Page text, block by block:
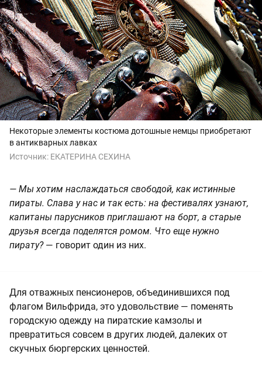
Некоторые элементы костюма дотошные немцы приобретают
в антикварных лавках
Источник: ЕКАТЕРИНА СЕХИНА
— Мы хотим наслаждаться свободой, как истинные
пираты. Слава у нас и так есть: на фестивалях узнают,
капитаны парусников приглашают на борт, а старые
друзья всегда поделятся ромом. Что еще нужно
пирату?— говорит один из них.
Для отважных пенсионеров, объединившихся под
флагом Вильфрида, это удовольствие — поменять
городскую одежду на пиратские камзолы и
превратиться совсем в других людей, далеких от
скучных бюргерских ценностей.